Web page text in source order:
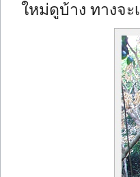
ใหม่ดูบ้าง ทางจ